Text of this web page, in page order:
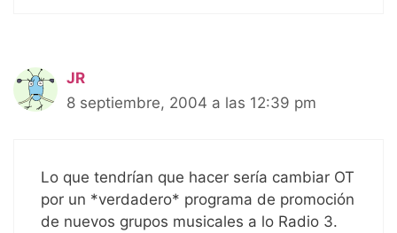
JR
8 septiembre, 2004 a las 12:39 pm
Lo que tendrían que hacer sería cambiar OT
por un *verdadero* programa de promoción
de nuevos grupos musicales a lo Radio 3.